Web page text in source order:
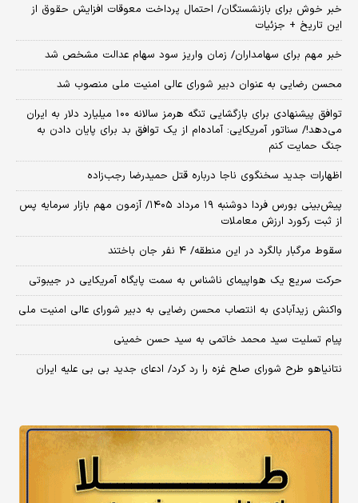
خبر خوش برای بازنشستگان/ احتمال پرداخت معوقات افزایش حقوق از
این تاریخ + جزئیات
خبر مهم برای سهامداران/ زمان واریز سود سهام عدالت مشخص شد
محسن رضایی به عنوان دبیر شورای عالی امنیت ملی منصوب شد
توافق پیشنهادی برای بازگشایی تنگه هرمز سالانه ۱۰۰ میلیارد دلار به ایران
می‌دهد!/ سناتور آمریکایی: آماده‌ام از یک توافق بد برای پایان دادن به
جنگ حمایت کنم
اظهارات جدید سخنگوی ناجا درباره قتل حمیدرضا رجب‌زاده
​پیش‌بینی بورس فردا دوشنبه ۱۹ مرداد ۱۴۰۵/ آزمون مهم بازار سرمایه پس
از ثبت رکورد ارزش معاملات
سقوط مرگبار بالگرد در این منطقه/ ۴ نفر جان باختند
حرکت سریع یک هواپیمای ناشناس به سمت پایگاه آمریکایی در جیبوتی
واکنش زیدآبادی به انتصاب محسن رضایی به دبیر شورای عالی امنیت ملی
پیام تسلیت سید محمد خاتمی به سید حسن خمینی
نتانیاهو طرح شورای صلح غزه را رد کرد/ ادعای جدید بی بی علیه ایران